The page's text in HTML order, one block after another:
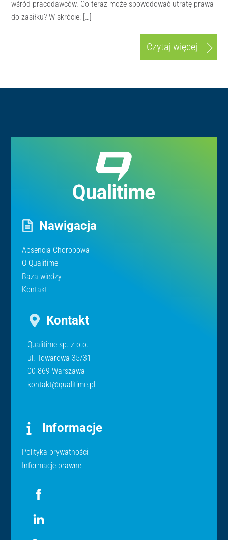
wśród pracodawców. Co teraz może spowodować utratę prawa
do zasiłku? W skrócie: […]
Czytaj więcej
Nawigacja
Absencja Chorobowa
O Qualitime
Baza wiedzy
Kontakt
Kontakt
Qualitime sp. z o.o.
ul. Towarowa 35/31
00-869 Warszawa
kontakt@qualitime.pl
Informacje
Polityka prywatności
Informacje prawne
Icon
label
Icon